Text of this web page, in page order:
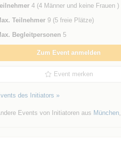
4 (4 Männer und keine Frauen )
Teilnehmer9 (5 freie Plätze)
Begleitpersonen 5
Zum Event anmelden
Event merken
des Initiators »
Events von Initiatoren aus München,